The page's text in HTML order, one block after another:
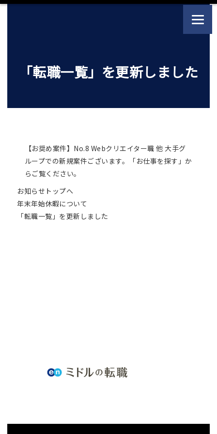
「転職一覧」を更新しました
【お奨め案件】No.8 Webクリエイター職 他 大手グ
ループでの新規案件ございます。「お仕事を探す」か
らご覧ください。
お知らせトップへ
年末年始休暇について
「転職一覧」を更新しました